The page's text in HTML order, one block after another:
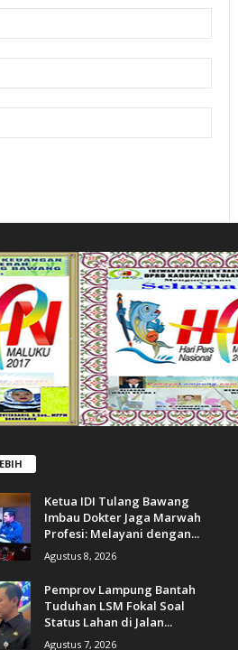
Ketua IDI Tulang Bawang
Imbau Dokter Jaga Marwah
Profesi: Melayani dengan...
Agustus 8, 2026
Pemprov Lampung Bantah
Tuduhan LSM Fokal Soal
Status Lahan di Jalan...
Agustus 7, 2026